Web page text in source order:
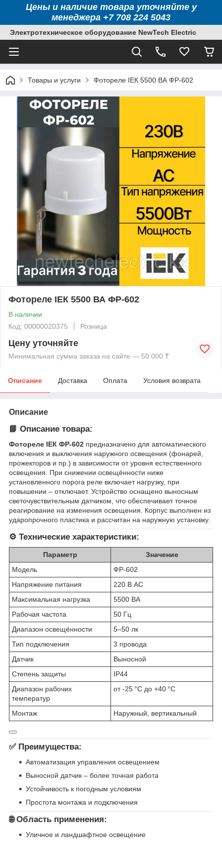
Цены и наличие товара уточняйте у
менеджера +7 708 224 5043
Электротехническое оборудование NewTech Electric
Товары и услуги Фотореле IЕК 5500 ВА ФР-602
Фотореле IЕК 5500 ВА ФР-602
В наличии
Код: 00000020375
Розница
Цену уточняйте
Минимальная сумма заказа на сайте — 50 000 ₸
Описание Доставка Оплата Условия возврата
Описание
📘 Описание товара:
Фотореле IEК ФР-602 предназначено для автоматического
включения и выключения наружного освещения (фонарей,
прожекторов и пр.) в зависимости от уровня естественного
освещения. При снижении освещённости ниже
установленного порога реле включает нагрузку, при
повышении – отключает. Устройство оснащено выносным
светочувствительным датчиком, что обеспечивает точное
реагирование на изменения освещения. Корпус выполнен из
ударопрочного пластика и рассчитан на наружную установку.
⚙️ Технические характеристики:
Параметр
Значение
Модель
ФР-602
Напряжение питания
220 В AC
Максимальная нагрузка
5500 ВА
Рабочая частота
50 Гц
Диапазон освещённости
5–50 лк
Тип подключения
3 провода
Датчик
Выносной
Степень защиты
IP44
Диапазон рабочих
температур
от -25 °C до +40 °C
Монтаж Наружный, вертикальный
✅ Преимущества:
Автоматизация управления освещением
Выносной датчик – более точная работа
Устойчивость к погодным условиям
Простота монтажа и подключения
🌐Область применения:
Уличное и ландшафтное освещение